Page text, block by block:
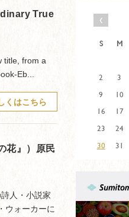
True
title, from a
Eb...
くはこちら
花』）原民
人・小説家
ウォーカーに
‹
S M
2
3
9
10
16
17
23
24
30
31